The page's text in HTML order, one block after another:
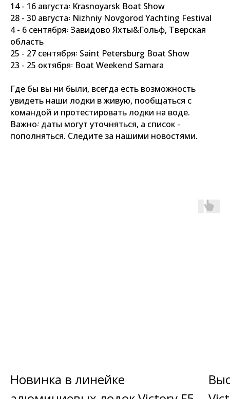
14 - 16 августа꞉ Krasnoyarsk Boat Show
28 - 30 августа꞉ Nizhniy Novgorod Yachting Festival
4 - 6 сентября꞉ Завидово Яхты&Гольф, Тверская
область
25 - 27 сентября꞉ Saint Petersburg Boat Show
23 - 25 октября꞉ Boat Weekend Samara
Где бы вы ни были, всегда есть возможность
увидеть наши лодки в живую, пообщаться с
командой и протестировать лодки на воде.
Важно꞉ даты могут уточняться, а список -
пополняться. Следите за нашими новостями.
Новинка в линейке